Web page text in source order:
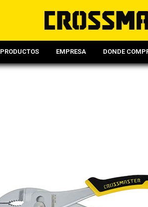
PRODUCTOS EMPRESA DONDE